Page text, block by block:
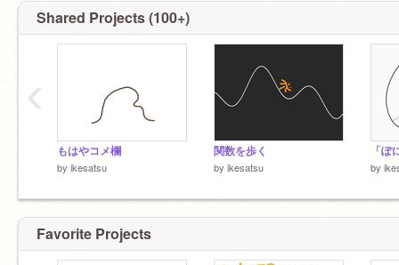
@ixsat @rnmrn
@-__--___-_-_-_--___-
@xx-ikest-xx @lkesatsu @iuk-ikak
@ikesub
Shared Projects (100+)
もはやコメ欄
by ikesatsu
関数を歩く
by ikesatsu
「ぽ
by
‹
Favorite Projects